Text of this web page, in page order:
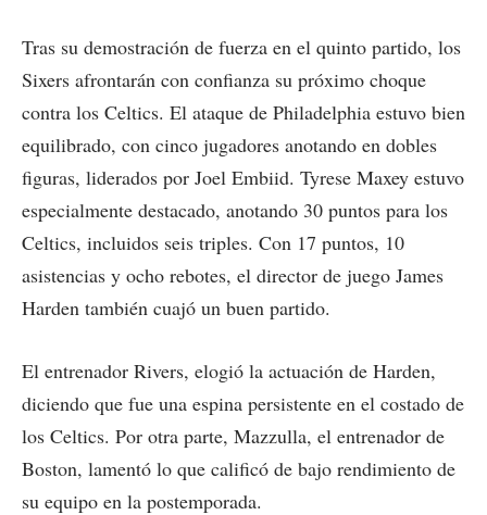
Tras su demostración de fuerza en el quinto partido, los
Sixers afrontarán con confianza su próximo choque
contra los Celtics. El ataque de Philadelphia estuvo bien
equilibrado, con cinco jugadores anotando en dobles
figuras, liderados por Joel Embiid. Tyrese Maxey estuvo
especialmente destacado, anotando 30 puntos para los
Celtics, incluidos seis triples. Con 17 puntos, 10
asistencias y ocho rebotes, el director de juego James
Harden también cuajó un buen partido.
El entrenador Rivers, elogió la actuación de Harden,
diciendo que fue una espina persistente en el costado de
los Celtics. Por otra parte, Mazzulla, el entrenador de
Boston, lamentó lo que calificó de bajo rendimiento de
su equipo en la postemporada.